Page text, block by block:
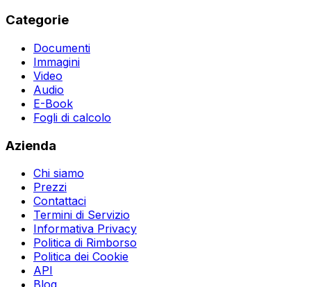
Categorie
Documenti
Immagini
Video
Audio
E-Book
Fogli di calcolo
Azienda
Chi siamo
Prezzi
Contattaci
Termini di Servizio
Informativa Privacy
Politica di Rimborso
Politica dei Cookie
API